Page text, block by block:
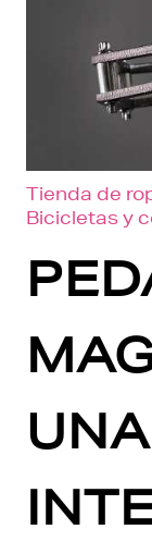
Tienda de
Bicicletas y